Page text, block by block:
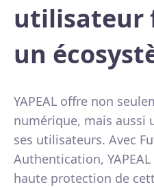
utilisateur
un
YAPEAL offre non
numérique, mais aussi
ses utilisateurs. Avec
Authentication,
haute protection de